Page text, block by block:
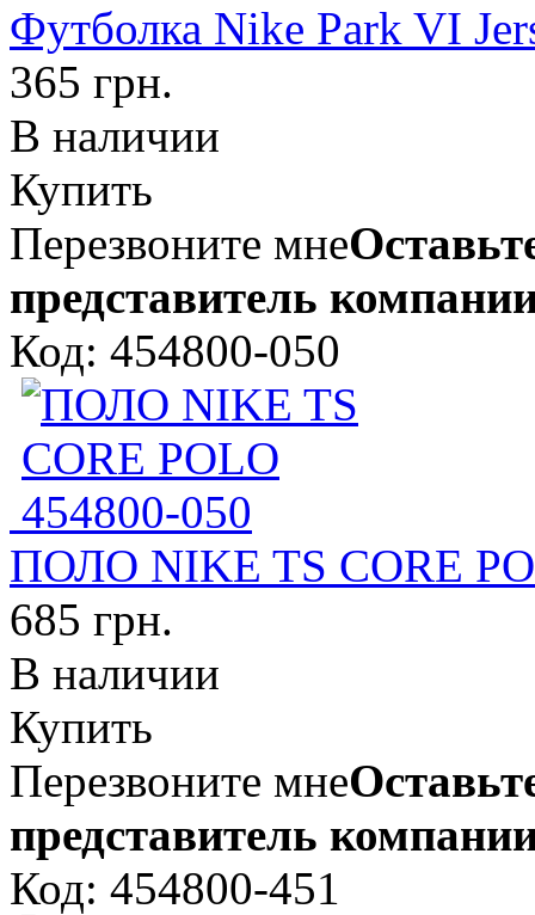
Футболка Nike Park VI
365 грн.
В наличии
Купить
Перезвоните мне
представитель
Код: 454800-050
ПОЛО NIKE TS CORE
685 грн.
В наличии
Купить
Перезвоните мне
представитель
Код: 454800-451